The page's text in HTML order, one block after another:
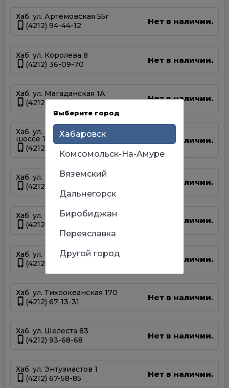
Хаб. ул. Артёмовская 55г
(4212) 94-44-12
Нет в наличии.
Хаб. ул. Королева 8
(4212) 36-09-70
Нет в наличии.
Хаб. ул. Магаданская 1А
(4212) 63-39-83
Нет в наличии.
Хаб. ул. Матвеевское
шоссе 13А
(4212) 69-93-93
Нет в наличии.
Хаб. ул. Панфиловцев 14Б
(4212) 63-22-47
Нет в наличии.
Хаб. ул. Серышева 34
(4212) 47-44-66
Нет в наличии.
Хаб. ул. Суворова 45
(4212) 50-67-37
Нет в наличии.
Хаб. ул. Тихоокеанская 170
(4212) 67-13-31
Нет в наличии.
Хаб. ул. Шелеста 83
(4212) 93-68-68
Нет в наличии.
Хаб. ул. Энтузиастов 1
(4212) 67-58-85
Нет в наличии.
Выберите город
Хабаровск
Комсомольск-На-Амуре
Вяземский
Дальнегорск
Биробиджан
Переяславка
Другой город